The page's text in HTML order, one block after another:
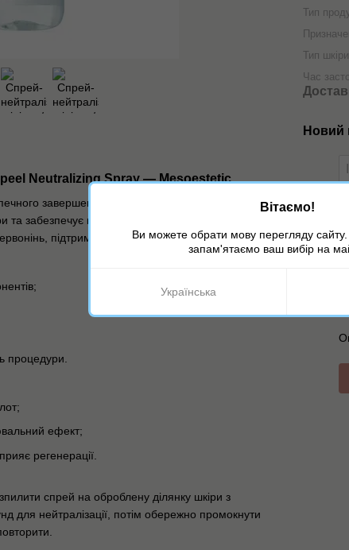
peel Neutralizing Spray — Mesoestetic
завершення хімічних пілінгів. Засіб швидко
та забезпечує комфорт після процедури.
підтримуючи оптимальний баланс шкіри.
процедури.
ефект;
регенерації.
спрей на оброблену ділянку шкіри з
для нейтралізації, потім обережно промокнути
Тип
Тип шкіри
Час
Новий
Вітаємо!
Ви можете обрати мову перегляду сайту.
запам'ятаємо ваш вибір на
Українська